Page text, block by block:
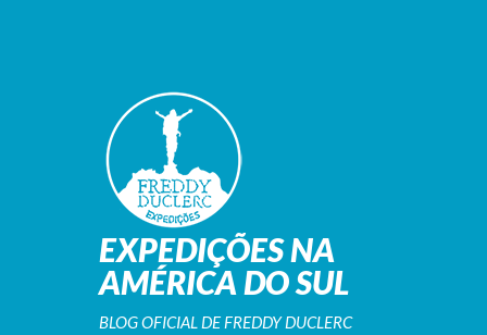
EXPEDIÇÕES NA
AMÉRICA DO SUL
BLOG OFICIAL DE FREDDY DUCLERC